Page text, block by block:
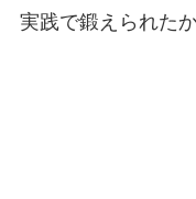
実践で鍛えられた